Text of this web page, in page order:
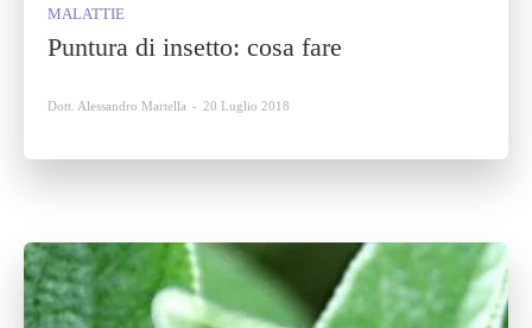
MALATTIE
Puntura di insetto: cosa fare
Dott. Alessandro Martella - 20 Luglio 2018